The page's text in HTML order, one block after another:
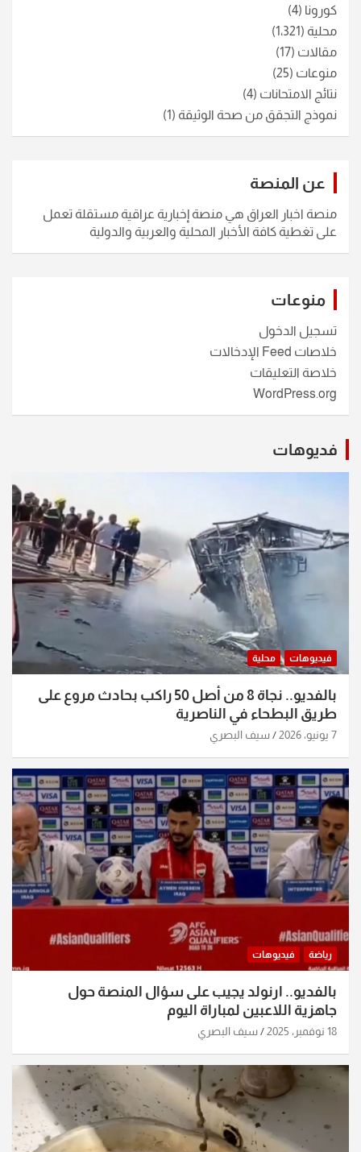
كورونا (4)
محلية (1٬321)
مقالات (17)
منوعات (25)
نتائج الامتحانات (4)
نموذج التجقق من صحة الوثيقة (1)
عن المنصة
منصة اخبار العراق هي منصة إخبارية عراقية مستقلة تعمل
على تغطية كافة الأخبار المحلية والعربية والدولية
منوعات
تسجيل الدخول
خلاصات Feed الإدخالات
خلاصة التعليقات
WordPress.org
فديوهات
فيديوهات محلية
بالفديو.. نجاة 8 من أصل 50 راكب بحادث مروع على
طريق البطحاء في الناصرية
7 يونيو، 2026 سيف البصري
رياضة فيديوهات
بالفديو.. ارنولد يجيب على سؤال المنصة حول
جاهزية اللاعبين لمباراة اليوم
18 نوفمبر، 2025 سيف البصري